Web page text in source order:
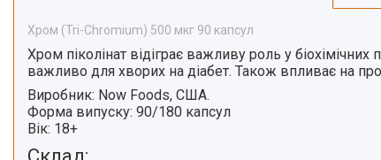
Хром (Tri-Chromium) 500 мкг 90 капсул
Хром піколінат відіграє важливу роль у
важливо для хворих на діабет. Також впливає на
Виробник: Now Foods, США.
Форма випуску: 90/180 капсул
Вік: 18+